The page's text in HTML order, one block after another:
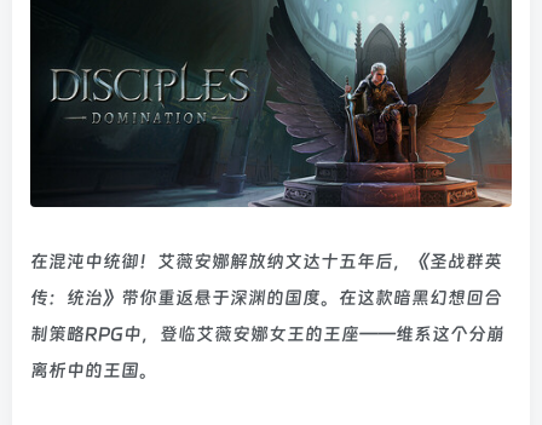
在混沌中统御！艾薇安娜解放纳文达十五年后，《圣战群英
传：统治》带你重返悬于深渊的国度。在这款暗黑幻想回合
制策略RPG中，登临艾薇安娜女王的王座——维系这个分崩
离析中的王国。